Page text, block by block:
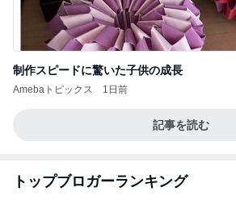
制作スピードに驚いた子供の成長
Amebaトピックス 1日前
記事を読む
トップブロガーランキング